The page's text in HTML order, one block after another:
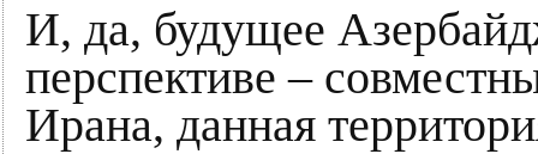
И, да, будущее
перспективе –
Ирана, данная